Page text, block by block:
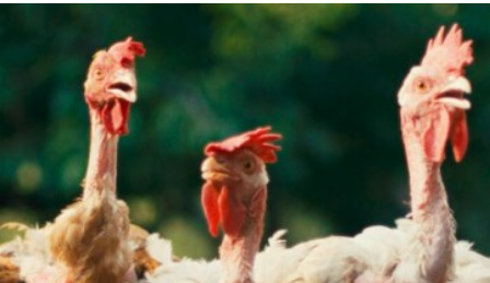
FILMS ET HORAIRES
ÉVÉNEMENTS
SCOLAIRES
PRATIQUE
RÉSERVATION
PROGRAMME